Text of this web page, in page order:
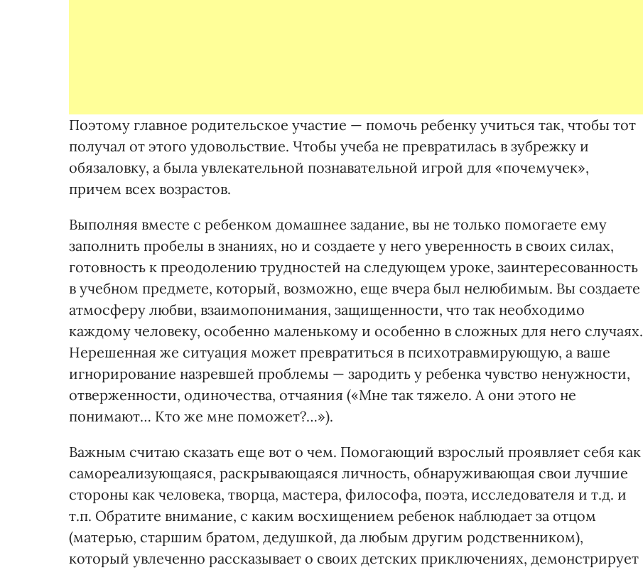
Поэтому главное родительское участие — помочь ребенку учиться так, чтобы тот
получал от этого удовольствие. Чтобы учеба не превратилась в зубрежку и
обязаловку, а была увлекательной познавательной игрой для «почемучек»,
причем всех возрастов.
Выполняя вместе с ребенком домашнее задание, вы не только помогаете ему
заполнить пробелы в знаниях, но и создаете у него уверенность в своих силах,
готовность к преодолению трудностей на следующем уроке, заинтересованность
в учебном предмете, который, возможно, еще вчера был нелюбимым. Вы создаете
атмосферу любви, взаимопонимания, защищенности, что так необходимо
каждому человеку, особенно маленькому и особенно в сложных для него случаях.
Нерешенная же ситуация может превратиться в психотравмирующую, а ваше
игнорирование назревшей проблемы — зародить у ребенка чувство ненужности,
отверженности, одиночества, отчаяния («Мне так тяжело. А они этого не
понимают… Кто же мне поможет?…»).
Важным считаю сказать еще вот о чем. Помогающий взрослый проявляет себя как
самореализующаяся, раскрывающаяся личность, обнаруживающая свои лучшие
стороны как человека, творца, мастера, философа, поэта, исследователя и т.д. и
т.п. Обратите внимание, с каким восхищением ребенок наблюдает за отцом
(матерью, старшим братом, дедушкой, да любым другим родственником),
который увлеченно рассказывает о своих детских приключениях, демонстрирует